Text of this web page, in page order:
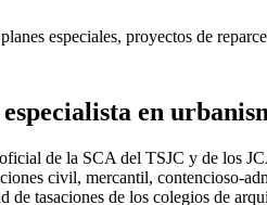
especiales, proyectos de
en
de la SCA del TSJC y de los
civil, mercantil, contencioso-
tasaciones de los colegios de